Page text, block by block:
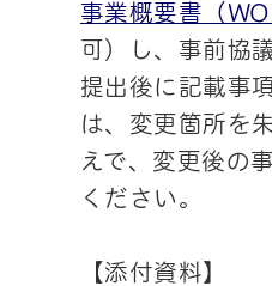
事業概要書（
可）し、事前協
提出後に記載事
は、変更箇所を
えで、変更後の
ください。
【添付資料】